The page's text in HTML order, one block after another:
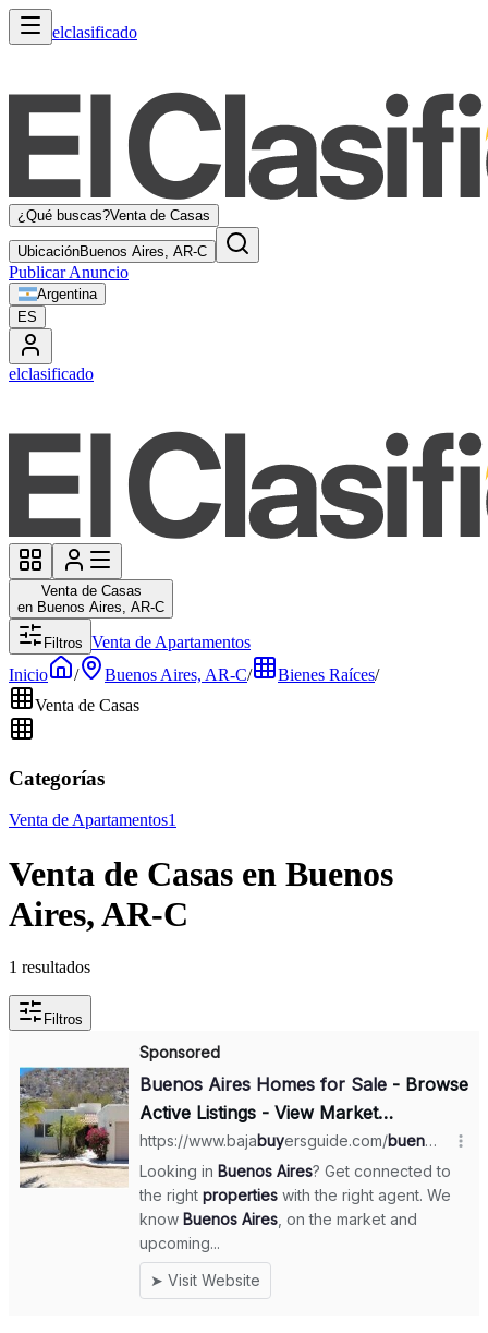
elclasificado
¿Qué buscas?Venta de Casas
UbicaciónBuenos Aires, AR-C
Publicar Anuncio
Argentina
ES
elclasificado
Venta de Casas
en Buenos Aires, AR-C
Filtros Venta de Apartamentos
Inicio
/ Buenos Aires, AR-C/ Bienes Raíces/
Venta de Casas
Categorías
Venta de Apartamentos1
Venta de Casas en Buenos
Aires, AR-C
1 resultados
Filtros